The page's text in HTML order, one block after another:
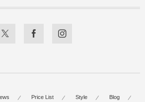
Price List Style Blog